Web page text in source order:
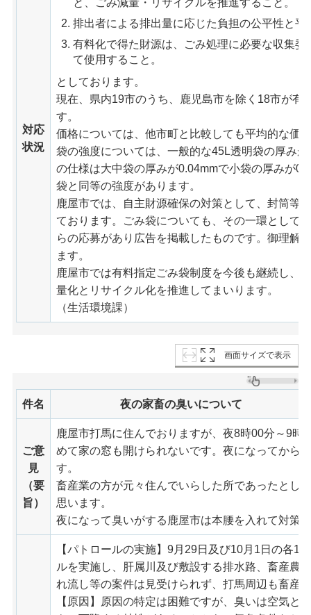
対応
状況
と、ごみ減量・リサイクルを推進すること。
排出者による排出量に応じた負担の公平性と平
有料化で得た財源は、ごみ処理に必要な収集
て使用すること。
としております。
現在、県内19市のうち、鹿児島市を除く18市が有
す。
価格については、他市町と比較しても平均的な価
袋の強度については、一般的な45L透明袋の厚み
の仕様は大中袋の厚みが0.04mmで小袋の厚みが
袋と同等の強度があります。
鹿屋市では、自主財源確保の対策として、封筒等
ております。ごみ袋についても、その一環として
らの応募があり広告を掲載したものです。御理解
ます。
鹿屋市では有料指定ごみ袋制度を今後も継続し、
量化とリサイクル化を推進してまいります。
（生活環境課）
画面サイズで表示
件名 夜の家畜の臭いについて
ご意
見
（要
旨）
鹿屋市打馬に住んでおりますが、夜8時00分～9時
めて家の窓も開けられないです。夜になってから
す。
畜産業の方が元々住んでいらした所であったとし
思います。
夜になって臭いがする鹿屋市は本腰を入れて対策
【パトロールの実施】9月29日及び10月1日の各
ルを実施し、肝属川及び敷設する排水路、畜産農
れ流し等の案件は見受けられず、打馬周辺も畜産
【原因】原因の特定は困難ですが、臭いは空気と